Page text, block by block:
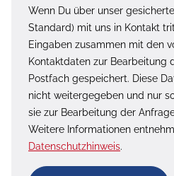
Wenn Du über unser
Standard) mit uns in Kontakt
Eingaben zusammen mit den
Kontaktdaten zur Bearbeitung
Postfach gespeichert. Diese
nicht weitergegeben und nur
sie zur Bearbeitung der
Weitere Informationen
Datenschutzhinweis.